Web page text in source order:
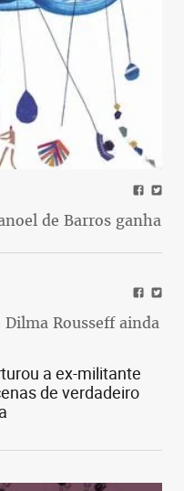
de Barros ganha
Rousseff ainda
a ex-militante
de verdadeiro